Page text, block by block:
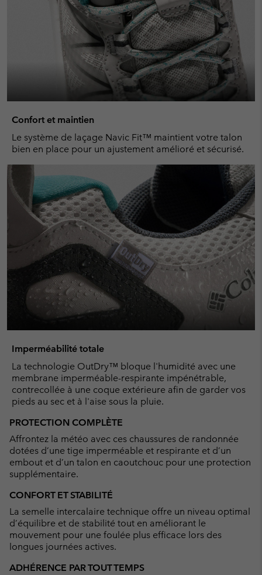
Confort et maintien
Le système de laçage Navic Fit™ maintient votre talon
bien en place pour un ajustement amélioré et sécurisé.
Imperméabilité totale
La technologie OutDry™ bloque l'humidité avec une
membrane imperméable-respirante impénétrable,
contrecollée à une coque extérieure afin de garder vos
pieds au sec et à l'aise sous la pluie.
PROTECTION COMPLÈTE
Affrontez la météo avec ces chaussures de randonnée
dotées d’une tige imperméable et respirante et d’un
embout et d’un talon en caoutchouc pour une protection
supplémentaire.
CONFORT ET STABILITÉ
La semelle intercalaire technique offre un niveau optimal
d’équilibre et de stabilité tout en améliorant le
mouvement pour une foulée plus efficace lors des
longues journées actives.
ADHÉRENCE PAR TOUT TEMPS